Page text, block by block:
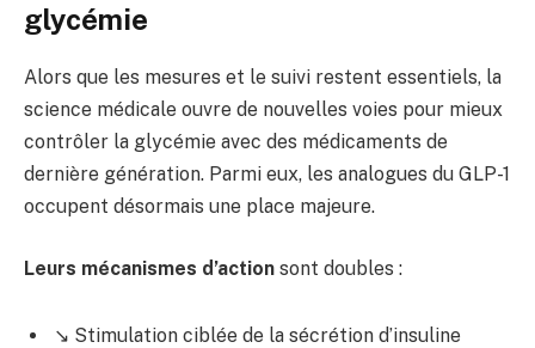
glycémie
Alors que les mesures et le suivi restent essentiels, la
science médicale ouvre de nouvelles voies pour mieux
contrôler la glycémie avec des médicaments de
dernière génération. Parmi eux, les analogues du GLP-1
occupent désormais une place majeure.
Leurs mécanismes d’action sont doubles :
↘️ Stimulation ciblée de la sécrétion d’insuline